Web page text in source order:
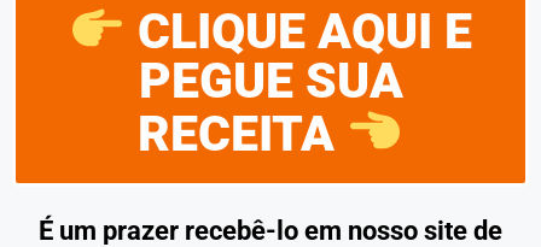
CLIQUE AQUI E
PEGUE SUA
RECEITA
É um prazer recebê-lo em nosso site de